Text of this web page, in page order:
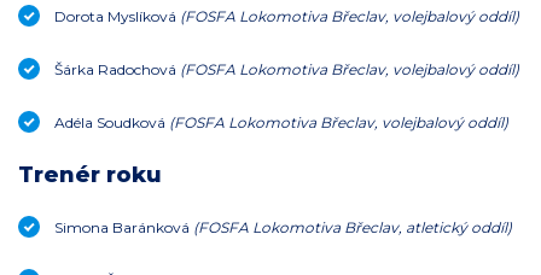
Dorota Myslíková (FOSFA Lokomotiva Břeclav, volejbalový oddíl)
Šárka Radochová (FOSFA Lokomotiva Břeclav, volejbalový oddíl)
Adéla Soudková (FOSFA Lokomotiva Břeclav, volejbalový oddíl)
Trenér roku
Simona Baránková (FOSFA Lokomotiva Břeclav, atletický oddíl)